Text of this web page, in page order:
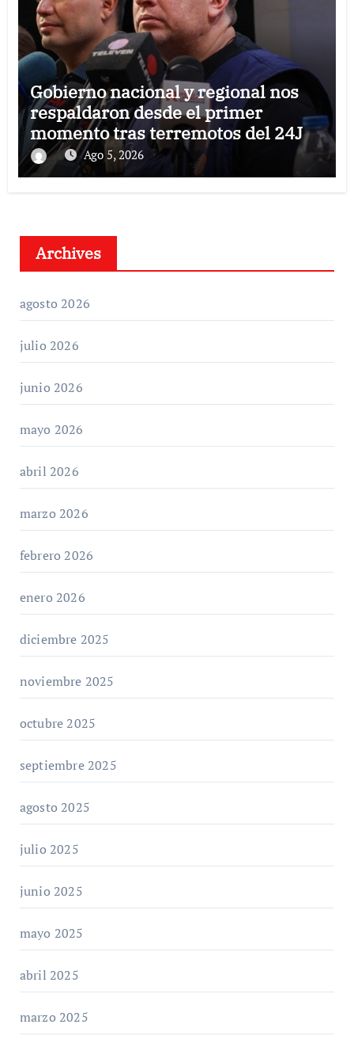
Gobierno nacional y regional nos
respaldaron desde el primer
momento tras terremotos del 24J
Ago 5, 2026
Archives
agosto 2026
julio 2026
junio 2026
mayo 2026
abril 2026
marzo 2026
febrero 2026
enero 2026
diciembre 2025
noviembre 2025
octubre 2025
septiembre 2025
agosto 2025
julio 2025
junio 2025
mayo 2025
abril 2025
marzo 2025